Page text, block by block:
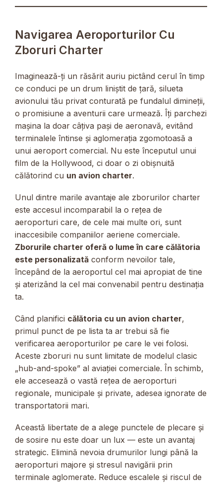
Navigarea Aeroporturilor Cu
Zboruri Charter
Imaginează-ți un răsărit auriu pictând cerul în timp
ce conduci pe un drum liniștit de țară, silueta
avionului tău privat conturată pe fundalul dimineții,
o promisiune a aventurii care urmează. Îți parchezi
mașina la doar câțiva pași de aeronavă, evitând
terminalele întinse și aglomerația zgomotoasă a
unui aeroport comercial. Nu este începutul unui
film de la Hollywood, ci doar o zi obișnuită
călătorind cu un avion charter.
Unul dintre marile avantaje ale zborurilor charter
este accesul incomparabil la o rețea de
aeroporturi care, de cele mai multe ori, sunt
inaccesibile companiilor aeriene comerciale.
Zborurile charter oferă o lume în care călătoria
este personalizată conform nevoilor tale,
începând de la aeroportul cel mai apropiat de tine
și aterizând la cel mai convenabil pentru destinația
ta.
Când planifici călătoria cu un avion charter,
primul punct de pe lista ta ar trebui să fie
verificarea aeroporturilor pe care le vei folosi.
Aceste zboruri nu sunt limitate de modelul clasic
„hub-and-spoke” al aviației comerciale. În schimb,
ele accesează o vastă rețea de aeroporturi
regionale, municipale și private, adesea ignorate de
transportatorii mari.
Această libertate de a alege punctele de plecare și
de sosire nu este doar un lux — este un avantaj
strategic. Elimină nevoia drumurilor lungi până la
aeroporturi majore și stresul navigării prin
terminale aglomerate. Reduce escalele și riscul de